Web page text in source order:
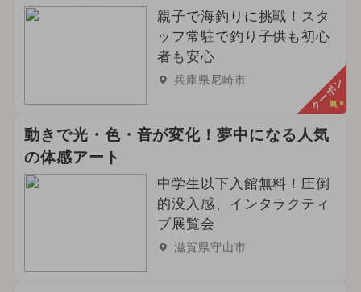
親子で海釣りに挑戦！スタ
ッフ常駐で釣り子供も初心
者も安心
兵庫県尼崎市 クーポン
動きで光・色・音が変化！夢中になる人気
の体感アート
中学生以下入館無料！圧倒
的没入感、インタラクティ
ブ展覧会
滋賀県守山市